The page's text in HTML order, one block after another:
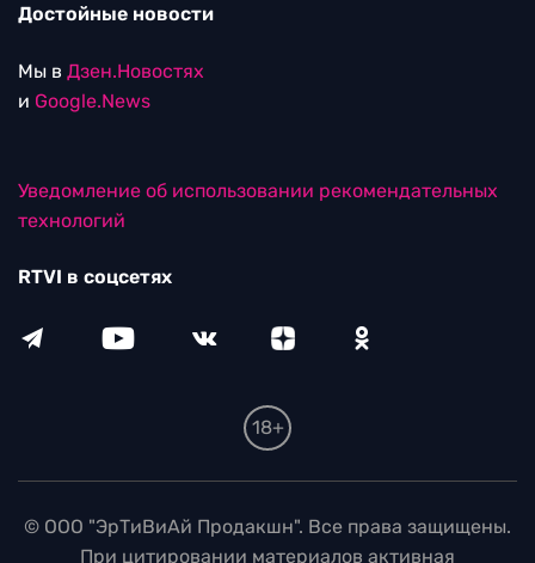
Достойные новости
Мы в Дзен.Новостях
и Google.News
Уведомление об использовании рекомендательных
технологий
RTVI в соцсетях
18+
© ООО "ЭрТиВиАй Продакшн". Все права защищены.
При цитировании материалов активная